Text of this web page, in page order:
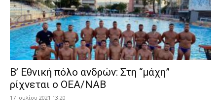
Β’ Εθνική πόλο ανδρών: Στη “μάχη”
ρίχνεται ο ΟΕΑ/ΝΑΒ
17 Ιουλίου 2021 13:20